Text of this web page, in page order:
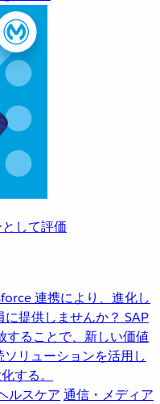
して評価
連携により、進化し
提供しませんか？ SAP
することで、新しい価値
ソリューションを活用し
する。
ルスケア 通信・メディア